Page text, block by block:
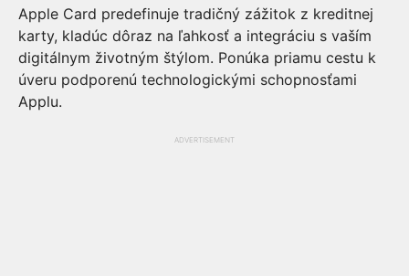
Apple Card predefinuje tradičný zážitok z kreditnej
karty, kladúc dôraz na ľahkosť a integráciu s vaším
digitálnym životným štýlom. Ponúka priamu cestu k
úveru podporenú technologickými schopnosťami
Applu.
ADVERTISEMENT